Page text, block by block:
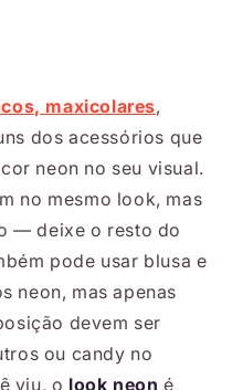
maxicolares,
dos acessórios que
neon no seu visual.
no mesmo look, mas
― deixe o resto do
pode usar blusa e
neon, mas apenas
devem ser
ou candy no
viu, o look neon é